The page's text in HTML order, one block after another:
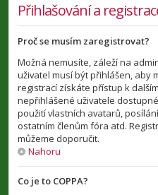
Přihlašování a
Proč se musím zaregistrovat?
Možná nemusíte, záleží na
uživatel musí být přihlášen, aby
registrací získáte přístup k
nepřihlášené uživatele
použití vlastních avatarů,
ostatním členům fóra atd.
můžeme doporučit.
Nahoru
Co je to COPPA?